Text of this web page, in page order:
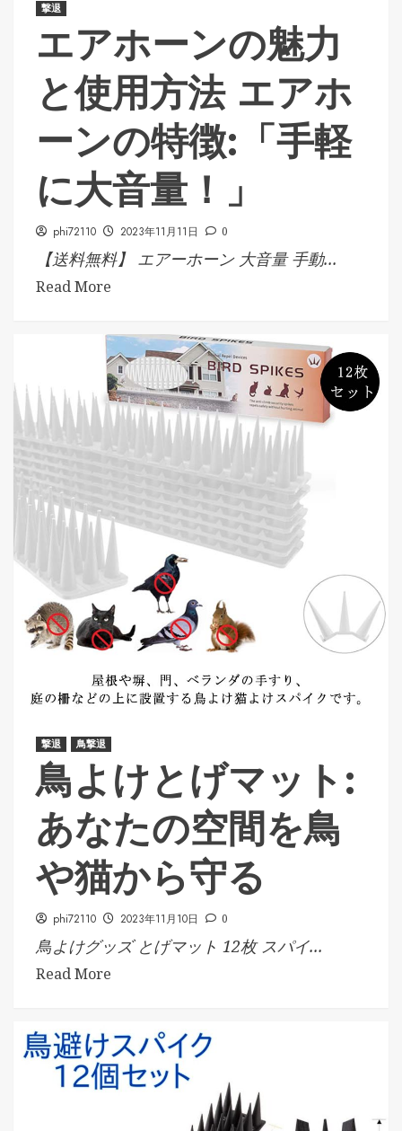
撃退
エアホーンの魅力
と使用方法 エアホ
ーンの特徴:「手軽
に大音量！」
phi72110 2023年11月11日 0
【送料無料】 エアーホーン 大音量 手動...
Read More
撃退 鳥撃退
鳥よけとげマット:
あなたの空間を鳥
や猫から守る
phi72110 2023年11月10日 0
鳥よけグッズ とげマット 12枚 スパイ...
Read More